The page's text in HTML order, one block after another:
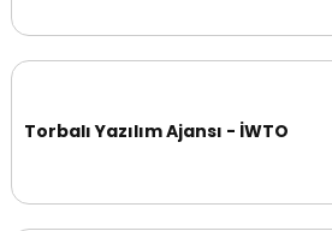
Torbalı Yazılım Ajansı - İWTO